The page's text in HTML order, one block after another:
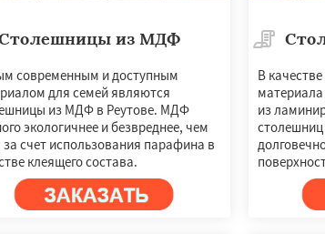
из МДФ
современным и доступным
для семей являются
из МДФ в Реутове. МДФ
экологичнее и безвреднее, чем
счет использования парафина в
клеящего состава.
В
из